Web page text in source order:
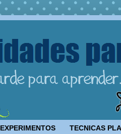
EXPERIMENTOS TECNICAS